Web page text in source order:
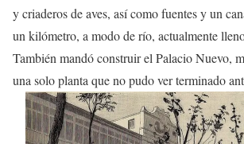
y criaderos de aves, así como fuentes y un
un kilómetro, a modo de río, actualmente
También mandó construir el Palacio Nuevo,
una solo planta que no pudo ver terminado